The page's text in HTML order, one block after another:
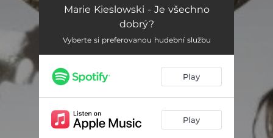
Marie Kieslowski - Je všechno
dobrý?
Vyberte si preferovanou hudební službu
Play
Play